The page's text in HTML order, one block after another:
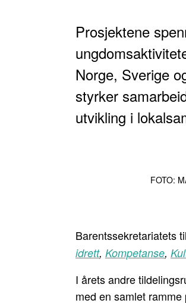
Prosjektene
Norge, Sverige
styrker
utvikling i
FOTO:
Barentssekretariatets
idrett, Kompetanse,
I årets andre
med en samlet ramme